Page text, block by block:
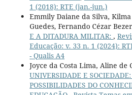
1 (2018): RTE (jan.-jun.)
Emmily Daiane da Silva,
Guedes, Fernando Cézar
E A DITADURA MILITAR: ,
Educação: v. 33 n. 1 (2024):
- Qualis A4
Joyce da Costa Lima, Aline de
UNIVERSIDADE E
POSSIBILIDADES DO